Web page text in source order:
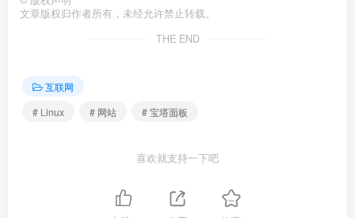
文章版权归作者所有，未经允许禁止转载。
THE END
互联网
# Linux
# 网站 # 宝塔面板
喜欢就支持一下吧